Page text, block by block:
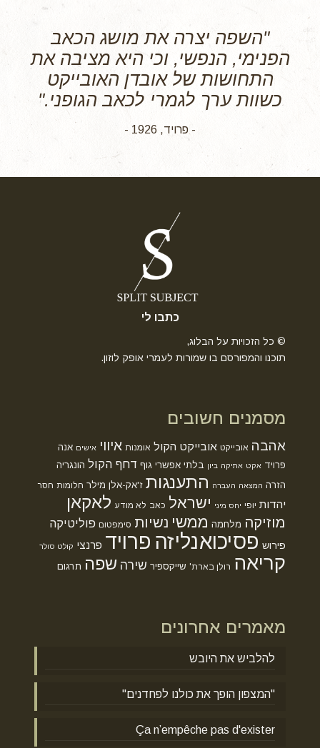
"השפה יצרה את מושג הכאב
הפנימי, הנפשי, וכי היא מציבה את
התחושות של אובדן האובייקט
כשוות ערך לגמרי לכאב הגופני."
- פרויד, 1926 -
כתבו לי
© כל הזכויות על הבלוג,
תוכנו והמפורסם בו שמורות לעמרי אופק לוזון.
מסמנים חשובים
אהבה אובייקט אובייקט הקול אומנות איווי אישים אנה
פרויד אקט אתיקה ביון בלתי אפשרי גוף דחף הקול הונגריה
הזרה המצאה העברה התענגות ז'אק-אלן מילר חלומות חסר
יהדות יופי יחס מיני ישראל כאב לא מודע לאקאן
מוזיקה מלחמה ממשי נשיות סימפטום פוליטיקה
פירוש פסיכואנליזה פרויד פרנצי קולט סולר
קריאה רולן בארת' שייקספיר שירה שפה תרגום
מאמרים אחרונים
להלביש את היובש
"המצפון הופך את כולנו לפחדנים"
Ça n’empêche pas d'exister